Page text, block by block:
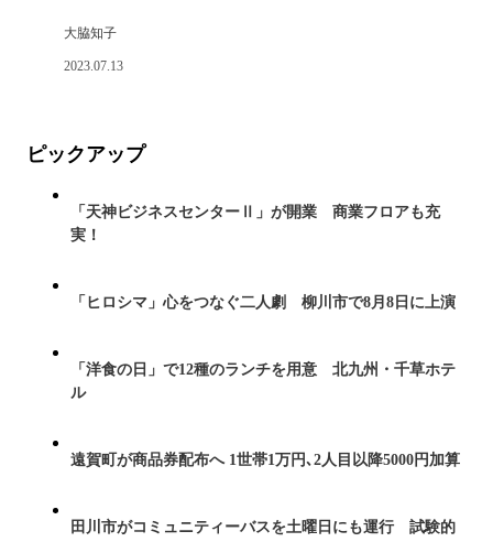
大脇知子
2023.07.13
ピックアップ
「天神ビジネスセンターⅡ」が開業 商業フロアも充
実！
「ヒロシマ」心をつなぐ二人劇 柳川市で8月8日に上演
「洋食の日」で12種のランチを用意 北九州・千草ホテ
ル
遠賀町が商品券配布へ 1世帯1万円､2人目以降5000円加算
田川市がコミュニティーバスを土曜日にも運行 試験的